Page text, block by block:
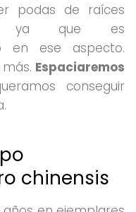
podas de raíces
ya que es
en ese aspecto.
Espaciaremos
conseguir
chinensis